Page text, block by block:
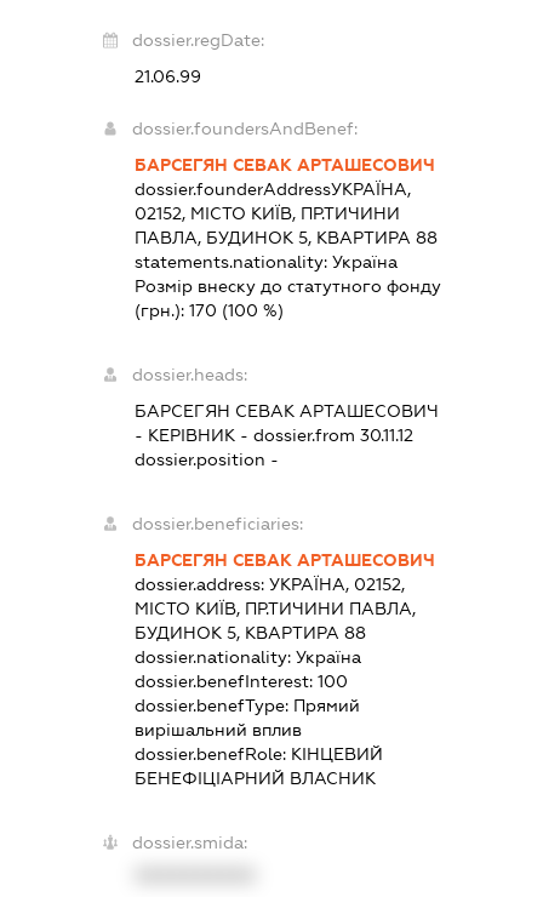
dossier.regDate:
21.06.99
dossier.foundersAndBenef:
БАРСЕГЯН СЕВАК АРТАШЕСОВИЧ
dossier.founderAddressУКРАЇНА,
02152, МІСТО КИЇВ, ПР.ТИЧИНИ
ПАВЛА, БУДИНОК 5, КВАРТИРА 88
statements.nationality: Україна
Розмір внеску до статутного фонду
(грн.): 170 (100 %)
dossier.heads:
БАРСЕГЯН СЕВАК АРТАШЕСОВИЧ
- КЕРІВНИК - dossier.from 30.11.12
dossier.position -
dossier.beneficiaries:
БАРСЕГЯН СЕВАК АРТАШЕСОВИЧ
dossier.address: УКРАЇНА, 02152,
МІСТО КИЇВ, ПР.ТИЧИНИ ПАВЛА,
БУДИНОК 5, КВАРТИРА 88
dossier.nationality: Україна
dossier.benefInterest: 100
dossier.benefType: Прямий
вирішальний вплив
dossier.benefRole: КІНЦЕВИЙ
БЕНЕФІЦІАРНИЙ ВЛАСНИК
dossier.smida: